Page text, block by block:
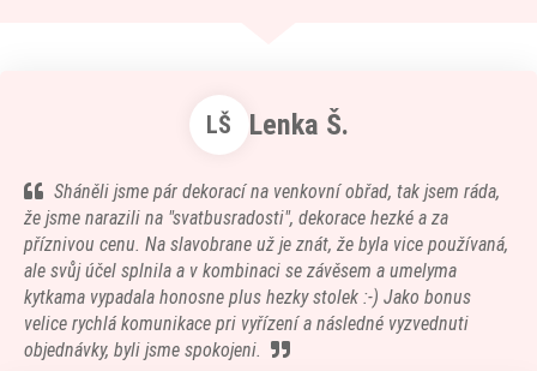
LŠ Lenka Š.
Sháněli jsme pár dekorací na venkovní obřad, tak jsem ráda,
že jsme narazili na "svatbusradosti", dekorace hezké a za
příznivou cenu. Na slavobrane už je znát, že byla vice používaná,
ale svůj účel splnila a v kombinaci se závěsem a umelyma
kytkama vypadala honosne plus hezky stolek :-) Jako bonus
velice rychlá komunikace pri vyřízení a následné vyzvednuti
objednávky, byli jsme spokojeni.